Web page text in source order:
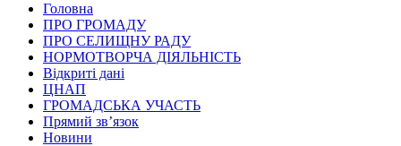
Головна
ПРО ГРОМАДУ
ПРО СЕЛИЩНУ РАДУ
НОРМОТВОРЧА ДІЯЛЬНІСТЬ
Відкриті дані
ЦНАП
ГРОМАДСЬКА УЧАСТЬ
Прямий зв’язок
Новини